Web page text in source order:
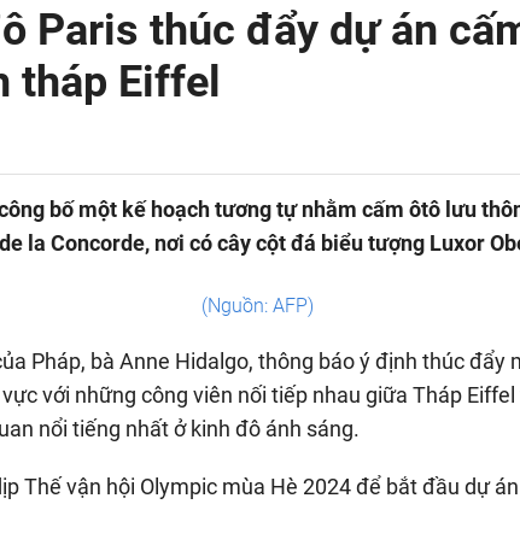
Paris thúc đẩy dự án
tháp Eiffel
bố một kế hoạch tương tự nhằm cấm ôtô lưu
la Concorde, nơi có cây cột đá biểu tượng Luxor
(Nguồn: AFP)
Pháp, bà Anne Hidalgo, thông báo ý định thúc đẩy
với những công viên nối tiếp nhau giữa Tháp Eiffel
nổi tiếng nhất ở kinh đô ánh sáng.
Thế vận hội Olympic mùa Hè 2024 để bắt đầu dự